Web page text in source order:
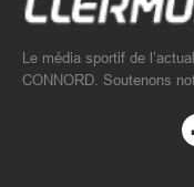
Le média sportif de
CONNORD. Soutenons